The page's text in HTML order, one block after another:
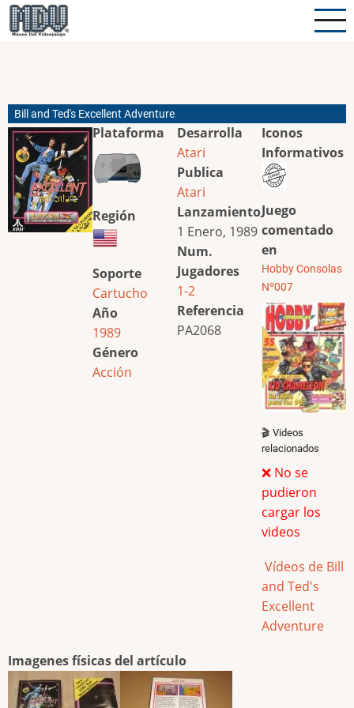
Pasar
al
Bill and Ted's Excellent Adventure
Plataforma
Región
Soporte
Cartucho
Año
1989
Género
Acción
Desarrolla
Atari
Publica
Atari
Lanzamiento
1 Enero, 1989
Num.
Jugadores
1-2
Referencia
PA2068
Iconos
Informativos
Juego
comentado
en
Hobby Consolas
Nº007
🎬 Videos
relacionados
❌ No se
pudieron
cargar los
videos
Vídeos de Bill
and Ted's
Excellent
Adventure
Imagenes físicas del artículo